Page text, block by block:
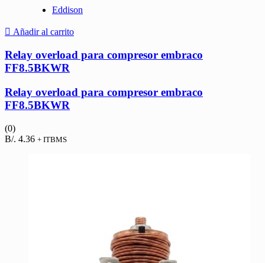
Eddison
Añadir al carrito
Relay overload para compresor embraco
FF8.5BKWR
Relay overload para compresor embraco
FF8.5BKWR
(0)
B/. 4.36 + ITBMS